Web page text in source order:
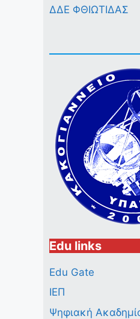
ΔΔΕ ΦΘΙΩΤΙΔΑΣ
Edu links
Edu Gate
ΙΕΠ
Ψηφιακή